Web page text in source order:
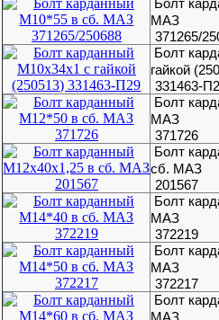
Болт
МАЗ
371265/
Болт
гайкой
331463-
Болт
МАЗ
371726
Болт
сб. МАЗ
201567
Болт
МАЗ
372219
Болт
МАЗ
372217
Болт